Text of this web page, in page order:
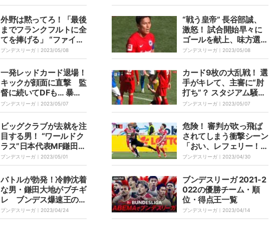
続く 「1ミリ残って
た？」「ライン割ったで
しょ」
ちを受けた主審がブチギ
レた？ スタジアムが騒
然
外野は黙ってろ！「最後
までフランクフルトに全
てを捧げる」 “ファイタ
ー” 鎌田大地の闘志溢れ
るプレーに称賛の嵐
ブンデスリーガ｜ 2023/05/08
“戦う皇帝” 長谷部誠、
激怒！ 試合開始早々に
ゴールを献上、味方選手
を一喝して鼓舞 「お
い、何やってんだよ」
「これはダメなやられ
方」
ブンデスリーガ｜ 2023/05/08
一発レッドカード退場！
キックが顔面に直撃 監
督に続いてDFも… 暴走
状態の主審に総ツッコミ
「今さらバランス取りに
来ても…」「帳尻レッド
きた」
ブンデスリーガ｜ 2023/05/07
カード9枚の大乱戦！ 選
手がキレて、主審に“肘
打ち”？ スタジアム騒然
の衝撃シーン 「荒れた
試合の報復か？」「わざ
とならスゴい」
ブンデスリーガ｜ 2023/05/07
ビッグクラブが去就を注
目する男！ “ワールドク
ラス”日本代表MF鎌田大
地、キレッキレのドリブ
ルで相手DFを“完全置き
去り”
ブンデスリーガ｜ 2023/05/01
危険！ 審判が吹っ飛ば
されてしまう衝撃シーン
「おい、レフェリー！」
視聴者が総ツッコ
ミ “ディフェンス顔負
け”選手とのフィジカル
勝負
ブンデスリーガ｜ 2023/04/30
バトルが勃発！冷静沈着
な男・鎌田大地がブチギ
レ ブンデス爆速王のエ
リア内の“疑惑のダイ
ブ”に怒りに猛抗議
ブンデスリーガ｜ 2023/04/24
ブンデスリーガ 2021-2
022の優勝チーム・順
位・得点王一覧
ブンデスリーガ｜ 2023/04/14